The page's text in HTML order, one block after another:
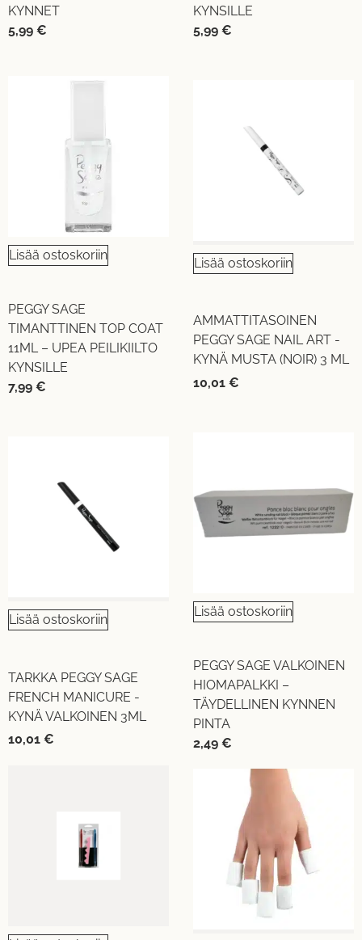
KYNNET
5,99 €
KYNSILLE
5,99 €
Lisää ostoskoriin
PEGGY SAGE
TIMANTTINEN TOP COAT
11ML – UPEA PEILIKIILTO
KYNSILLE
7,99 €
Lisää ostoskoriin
AMMATTITASOINEN
PEGGY SAGE NAIL ART -
KYNÄ MUSTA (NOIR) 3 ML
10,01 €
Lisää ostoskoriin
TARKKA PEGGY SAGE
FRENCH MANICURE -
KYNÄ VALKOINEN 3ML
10,01 €
Lisää ostoskoriin
PEGGY SAGE VALKOINEN
HIOMAPALKKI –
TÄYDELLINEN KYNNEN
PINTA
2,49 €